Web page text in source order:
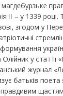
магдебурзьке
II – у 1339 році.
згодом у
у статті
журнал
батьків поета